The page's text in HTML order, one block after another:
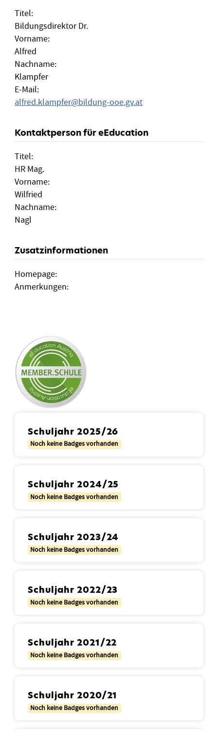
Titel:
Bildungsdirektor Dr.
Vorname:
Alfred
Nachname:
Klampfer
E-Mail:
alfred.klampfer@bildung-ooe.gv.at
Kontaktperson für eEducation
Titel:
HR Mag.
Vorname:
Wilfried
Nachname:
Nagl
Zusatzinformationen
Homepage:
Anmerkungen:
Schuljahr 2025/26
Noch keine Badges vorhanden
Schuljahr 2024/25
Noch keine Badges vorhanden
Schuljahr 2023/24
Noch keine Badges vorhanden
Schuljahr 2022/23
Noch keine Badges vorhanden
Schuljahr 2021/22
Noch keine Badges vorhanden
Schuljahr 2020/21
Noch keine Badges vorhanden